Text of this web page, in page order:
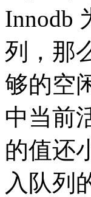
Innodb
列，那
够的空
中当前
的值还
入队列